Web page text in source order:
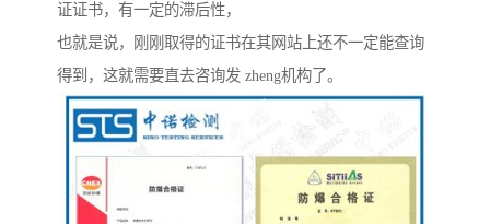
证证书，有一定的滞后性，
也就是说，刚刚取得的证书在其网站上还不一定能查询
得到，这就需要直去咨询发 zheng机构了。